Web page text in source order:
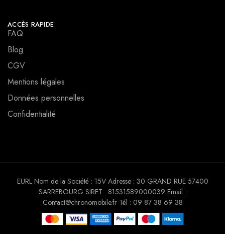
ACCÈS RAPIDE
FAQ
Blog
CGV
Mentions légales
Données personnelles
Confidentialité
EURL Nom de la Société : 15V Adresse : 30 GRAND RUE 57400
SARREBOURG SIRET : 81531589000039 Email :
Contact@chronomobile.fr Tél : 09 87 38 69 38